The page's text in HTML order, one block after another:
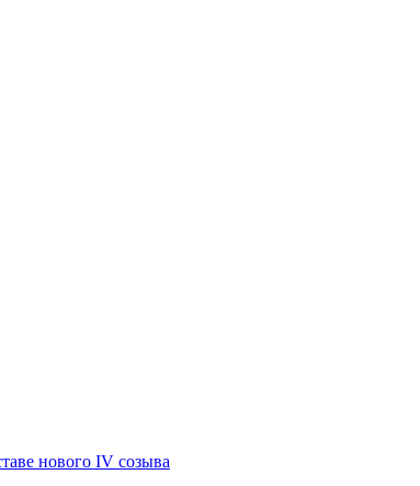
нового IV созыва